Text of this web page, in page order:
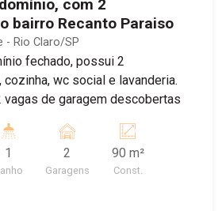
com 2
bairro Recanto Paraiso
- Rio Claro/SP
fechado, possui 2
wc social e lavanderia.
vagas de garagem descobertas
1 2
Garagens
90 m²
Const.